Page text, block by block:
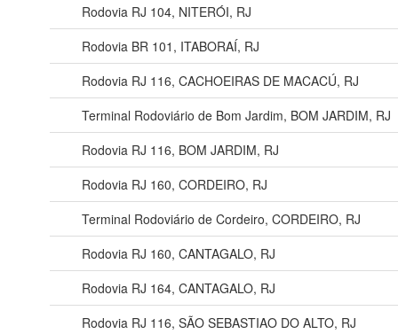
Rodovia RJ 104, NITERÓI, RJ
Rodovia BR 101, ITABORAÍ, RJ
Rodovia RJ 116, CACHOEIRAS DE MACACÚ, RJ
Terminal Rodoviário de Bom Jardim, BOM JARDIM, RJ
Rodovia RJ 116, BOM JARDIM, RJ
Rodovia RJ 160, CORDEIRO, RJ
Terminal Rodoviário de Cordeiro, CORDEIRO, RJ
Rodovia RJ 160, CANTAGALO, RJ
Rodovia RJ 164, CANTAGALO, RJ
Rodovia RJ 116, SÃO SEBASTIAO DO ALTO, RJ